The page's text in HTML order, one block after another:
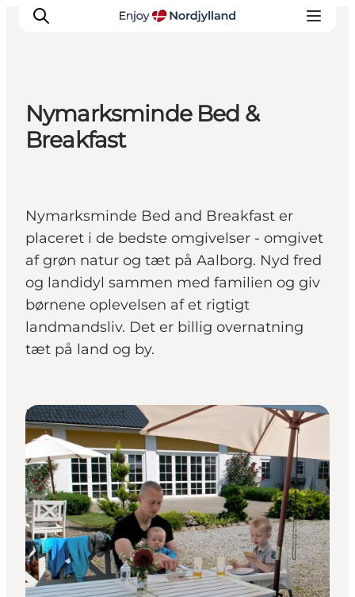
Oplevelser og aktiviteter
Det sker
For børn
Nymarksminde Bed &
Breakfast
Nymarksminde Bed and Breakfast er
placeret i de bedste omgivelser - omgivet
af grøn natur og tæt på Aalborg. Nyd fred
og landidyl sammen med familien og giv
børnene oplevelsen af et rigtigt
landmandsliv. Det er billig overnatning
tæt på land og by.
Bed & Breakfast